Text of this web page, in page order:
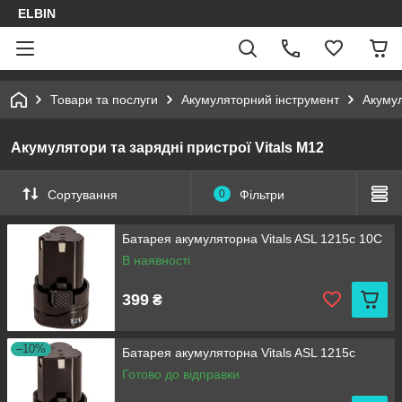
ELBIN
Товари та послуги Акумуляторний інструмент
Акумулятори та зарядні пристрої Vitals M12
Сортування 0 Фільтри
Батарея акумуляторна Vitals ASL 1215c 10C
В наявності
399 ₴
–10%
Батарея акумуляторна Vitals ASL 1215c
Готово до відправки